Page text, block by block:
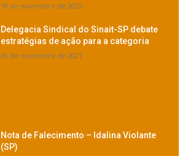
18 de novembro de 2025
Delegacia Sindical do Sinait-SP debate
estratégias de ação para a categoria
30 de novembro de 2021
Nota de Falecimento – Idalina Violante
(SP)